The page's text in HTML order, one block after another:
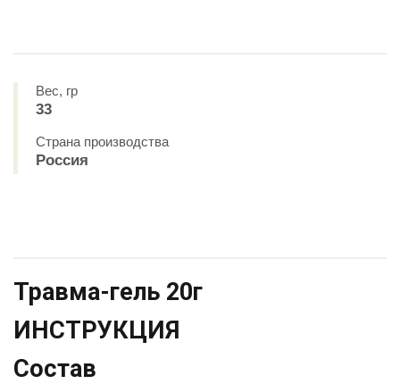
Вес, гр
33
Страна производства
Россия
Травма-гель 20г
ИНСТРУКЦИЯ
Состав